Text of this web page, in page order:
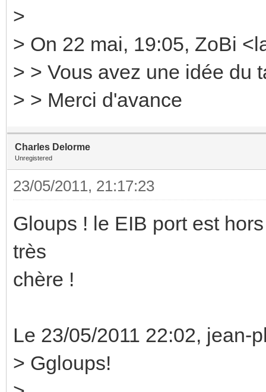
>
> On 22 mai, 19:05, ZoBi
> > Vous avez une idée du
> > Merci d'avance
Charles Delorme
Unregistered
23/05/2011, 21:17:23
Gloups ! le EIB port est
très
chère !
Le 23/05/2011 22:02, jean-
> Ggloups!